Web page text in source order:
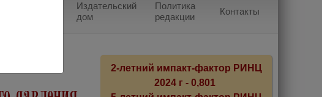
Издательский
дом
Политика
редакции
Контакты
2-летний импакт-фактор РИНЦ
2024 г - 0,801